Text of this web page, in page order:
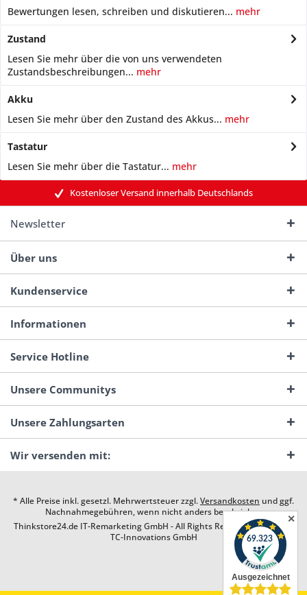
Bewertungen lesen, schreiben und diskutieren... mehr
Zustand
Lesen Sie mehr über die von uns verwendeten
Zustandsbeschreibungen... mehr
Akku
Lesen Sie mehr über den Zustand des Akkus... mehr
Tastatur
Lesen Sie mehr über die Tastatur... mehr
Kostenloser Versand innerhalb Deutschlands
Newsletter
Über uns
Kundenservice
Informationen
Service Hotline
Unsere Communitys
Unsere Zahlungsarten
Wir versenden mit:
* Alle Preise inkl. gesetzl. Mehrwertsteuer zzgl.Versandkosten und ggf.
Nachnahmegebühren, wenn nicht anders beschrieben
Thinkstore24.de IT-Remarketing GmbH - All Rights Reserved. Design by
TC-Innovations GmbH
✕